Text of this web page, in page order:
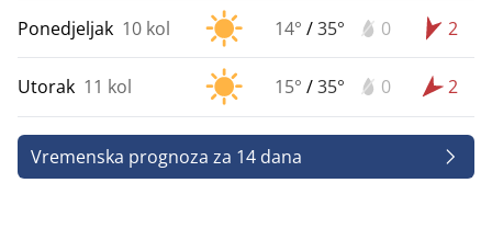
Ponedjeljak 10 kol 14° /35° 0 2
Utorak 11 kol 15° /35° 0 2
Vremenska prognoza za 14 dana